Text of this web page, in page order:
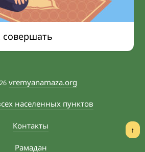
совершать
vremyanamaza.org
населенных пунктов
Контакты
Рамадан
↑